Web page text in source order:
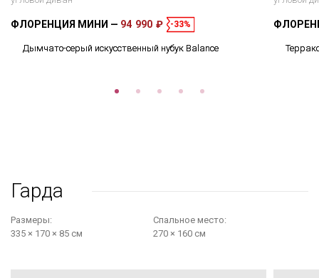
ФЛОРЕНЦИЯ МИНИ 94 990 ₽ -33%
Дымчато-серый искусственный нубук Balance
Гарда
Размеры:
335 × 170 × 85 см
Cпальное место:
270 × 160 см